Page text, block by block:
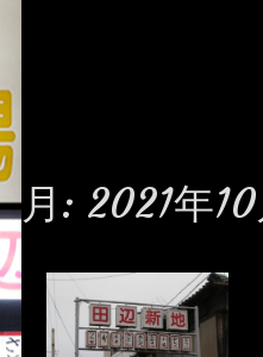
月: 2021年10